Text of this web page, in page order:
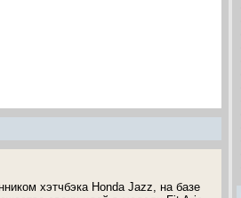
хэтчбэка Honda Jazz, на базе